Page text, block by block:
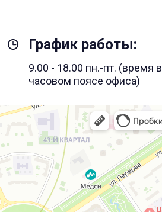
График работы:
9.00 - 18.00 пн.-пт. (время в
часовом поясе офиса)